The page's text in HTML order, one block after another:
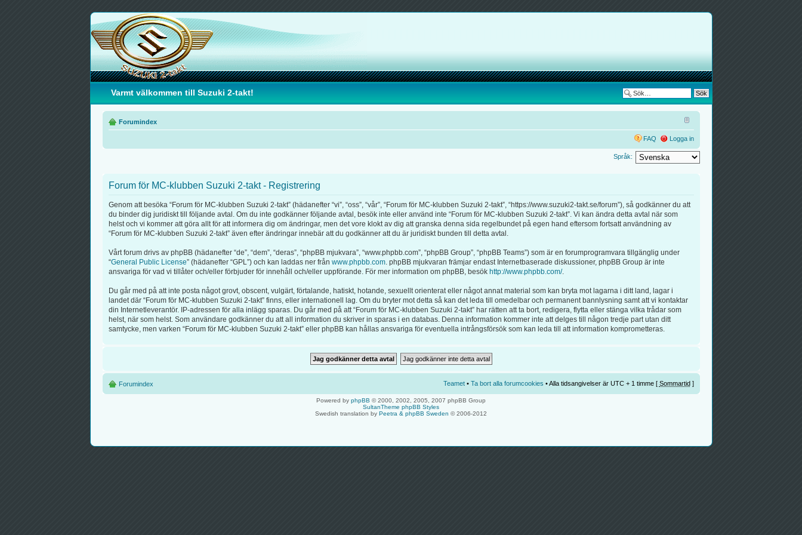
Varmt välkommen till Suzuki 2-takt!
Forumindex
FAQ Logga in
Språk:
Forum för MC-klubben Suzuki 2-takt - Registrering
Genom att besöka “Forum för MC-klubben Suzuki 2-takt” (hädanefter “vi”, “oss”, “vår”, “Forum för MC-klubben Suzuki 2-takt”, “https://www.suzuki2-takt.se/forum”), så godkänner du att
du binder dig juridiskt till följande avtal. Om du inte godkänner följande avtal, besök inte eller använd inte “Forum för MC-klubben Suzuki 2-takt”. Vi kan ändra detta avtal när som
helst och vi kommer att göra allt för att informera dig om ändringar, men det vore klokt av dig att granska denna sida regelbundet på egen hand eftersom fortsatt användning av
“Forum för MC-klubben Suzuki 2-takt” även efter ändringar innebär att du godkänner att du är juridiskt bunden till detta avtal.
Vårt forum drivs av phpBB (hädanefter “de”, “dem”, “deras”, “phpBB mjukvara”, “www.phpbb.com”, “phpBB Group”, “phpBB Teams”) som är en forumprogramvara tillgänglig under
“General Public License” (hädanefter “GPL”) och kan laddas ner från www.phpbb.com. phpBB mjukvaran främjar endast Internetbaserade diskussioner, phpBB Group är inte
ansvariga för vad vi tillåter och/eller förbjuder för innehåll och/eller uppförande. För mer information om phpBB, besök http://www.phpbb.com/.
Du går med på att inte posta något grovt, obscent, vulgärt, förtalande, hatiskt, hotande, sexuellt orienterat eller något annat material som kan bryta mot lagarna i ditt land, lagar i
landet där “Forum för MC-klubben Suzuki 2-takt” finns, eller internationell lag. Om du bryter mot detta så kan det leda till omedelbar och permanent bannlysning samt att vi kontaktar
din Internetleverantör. IP-adressen för alla inlägg sparas. Du går med på att “Forum för MC-klubben Suzuki 2-takt” har rätten att ta bort, redigera, flytta eller stänga vilka trådar som
helst, när som helst. Som användare godkänner du att all information du skriver in sparas i en databas. Denna information kommer inte att delges till någon tredje part utan ditt
samtycke, men varken “Forum för MC-klubben Suzuki 2-takt” eller phpBB kan hållas ansvariga för eventuella intrångsförsök som kan leda till att information komprometteras.
Forumindex Teamet• Ta bort alla forumcookies • Alla tidsangivelser är UTC + 1 timme [ Sommartid]
Powered by phpBB © 2000, 2002, 2005, 2007 phpBB Group
SultanTheme phpBB Styles
Swedish translation by Peetra & phpBB Sweden © 2006-2012